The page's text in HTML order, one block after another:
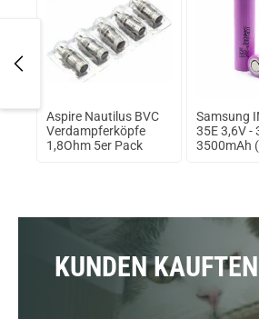
Aspire Nautilus BVC
Verdampferköpfe
1,8Ohm 5er Pack
Samsung
35E 3,6V -
3500mAh
KUNDEN